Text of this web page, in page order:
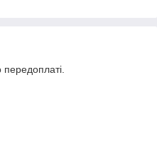
передоплаті.